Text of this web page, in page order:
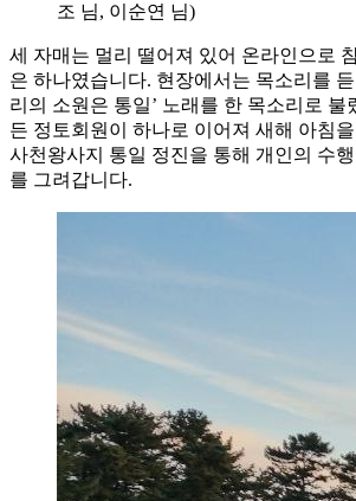
조 님, 이순연 님)
세 자매는 멀리 떨어져 있어 온라인으로
은 하나였습니다. 현장에서는 목소리를
리의 소원은 통일’ 노래를 한 목소리로 불
든 정토회원이 하나로 이어져 새해 아침
사천왕사지 통일 정진을 통해 개인의 수
를 그려갑니다.